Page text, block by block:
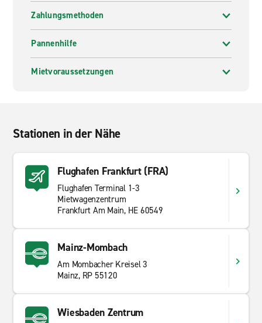
besuchen Sie unsere Filialseiten und finden Sie das
passende Mietfahrzeug für Ihre Bedürfnisse. Wir bieten
sowohl Kurz- als auch Langzeitmieten. In Mainz
Wallstraße gibt es viel zu entdecken, weshalb ein
Mietwagen das Besichtigen und Erkunden der
Sehenswürdigkeiten erleichtert. Beginnen Sie Ihre
Zahlungsmethoden
Pannenhilfe
Mietvoraussetzungen
Stationen in der Nähe
Flughafen Frankfurt (FRA)
Flughafen Terminal 1-3
Mietwagenzentrum
Frankfurt Am Main, HE 60549
Mainz-Mombach
Am Mombacher Kreisel 3
Mainz, RP 55120
Wiesbaden Zentrum